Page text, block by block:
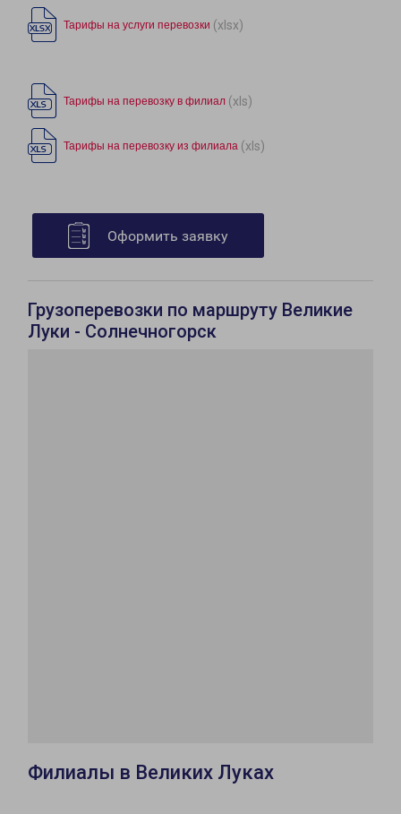
Тарифы на услуги перевозки (xlsx)
Тарифы на перевозку в филиал (xls)
Тарифы на перевозку из филиала (xls)
Оформить заявку
Грузоперевозки по маршруту Великие
Луки - Солнечногорск
Филиалы в Великих Луках